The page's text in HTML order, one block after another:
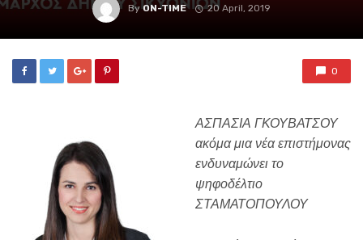
ByON-TIME 20 April, 2019
0
ΑΣΠΑΣΙΑ ΓΚΟΥΒΑΤΣΟΥ
ακόμα μια νέα επιστήμονας
ενδυναμώνει το
ψηφοδέλτιο
ΣΤΑΜΑΤΟΠΟΥΛΟΥ